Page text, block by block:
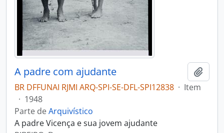
A padre com ajudante
BR DFFUNAI RJMI ARQ-SPI-SE-DFL-SPI12838 · Item
· 1948
Parte deArquivístico
A padre Vicença e sua jovem ajudante